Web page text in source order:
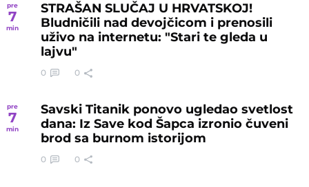
pre
7
min
STRAŠAN SLUČAJ U HRVATSKOJ!
Bludničili nad devojčicom i prenosili
uživo na internetu: "Stari te gleda u
lajvu"
0 0
pre
7
min
Savski Titanik ponovo ugledao svetlost
dana: Iz Save kod Šapca izronio čuveni
brod sa burnom istorijom
0 0